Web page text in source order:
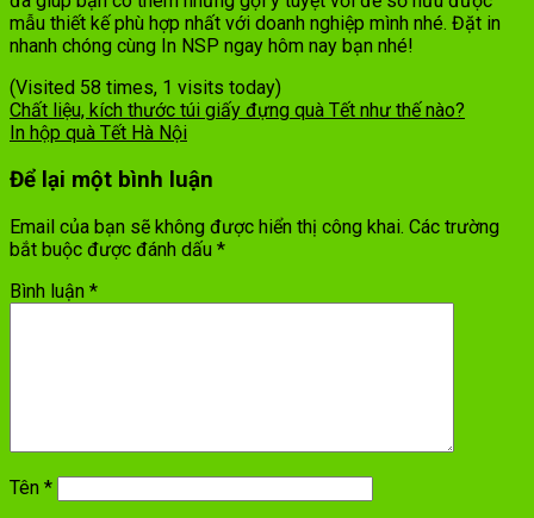
mẫu thiết kế phù hợp nhất với doanh nghiệp mình nhé. Đặt in
nhanh chóng cùng In NSP ngay hôm nay bạn nhé!
(Visited 58 times, 1 visits today)
Chất liệu, kích thước túi giấy đựng quà Tết như thế nào?
In hộp quà Tết Hà Nội
Để lại một bình luận
Email của bạn sẽ không được hiển thị công khai. Các trường
bắt buộc được đánh dấu *
Bình luận *
Tên *